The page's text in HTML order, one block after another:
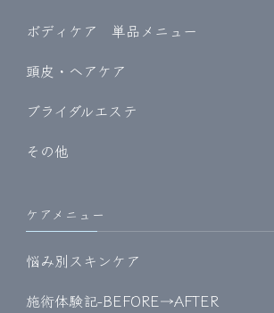
ボディケア 単品メニュー
頭皮・ヘアケア
ブライダルエステ
その他
ケアメニュー
悩み別スキンケア
施術体験記-BEFORE→AFTER